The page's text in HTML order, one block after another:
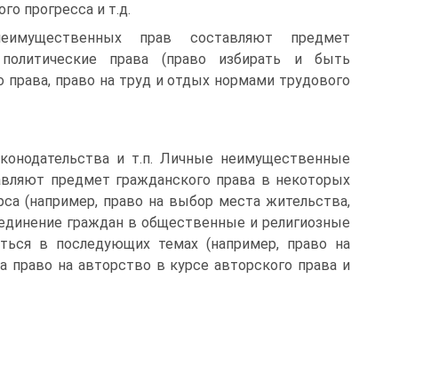
прогресса и т.д.
прав составляют предмет
политические права (право избирать и быть
право на труд и отдых нормами трудового
и т.п. Личные неимущественные
предмет гражданского права в некоторых
(например, право на выбор места жительства,
граждан в общественные и религиозные
в последующих темах (например, право на
право на авторство в курсе авторского права и